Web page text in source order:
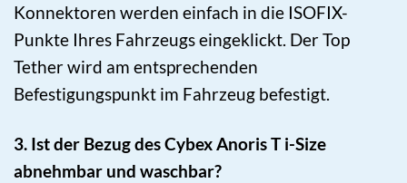
Konnektoren werden einfach in die ISOFIX-
Punkte Ihres Fahrzeugs eingeklickt. Der Top
Tether wird am entsprechenden
Befestigungspunkt im Fahrzeug befestigt.
3. Ist der Bezug des Cybex Anoris T i-Size
abnehmbar und waschbar?